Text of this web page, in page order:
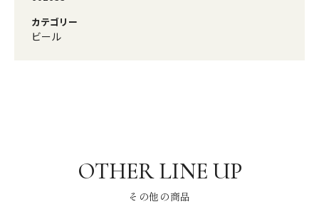
カテゴリー
ビール
その他の商品